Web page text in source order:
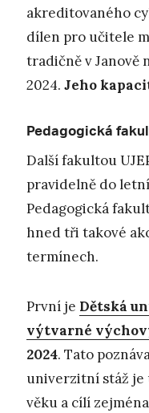
akreditovaného
dílen pro učitele
tradičně v Janově
2024. Jeho
Pedagogická
Další fakultou
pravidelně do
Pedagogická
hned tři takové
termínech.
První je Dětská
výtvarné
2024. Tato
univerzitní stáž je
věku a cílí